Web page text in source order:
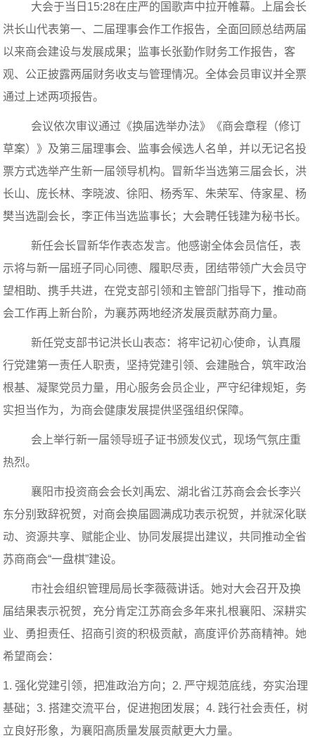
大会于当日 15:28在庄严的国歌声中拉开帷幕。上届会长
洪长山代表第一、二届理事会作工作报告，全面回顾总结两届
以来商会建设与发展成果；监事长张勤作财务工作报告，客
观、公正披露两届财务收支与管理情况。全体会员审议并全票
通过上述两项报告。
会议依次审议通过《换届选举办法》《商会章程（修订
草案）》及第三届理事会、监事会候选人名单，并以无记名投
票方式选举产生新一届领导机构。冒新华当选第三届会长，洪
长山、庞长林、李晓波、徐阳、杨秀军、朱荣军、侍家星、杨
樊当选副会长，李正伟当选监事长；大会聘任钱建为秘书长。
新任会长冒新华作表态发言。他感谢全体会员信任，表
示将与新一届班子同心同德、履职尽责，团结带领广大会员守
望相助、携手共进，在党支部引领和主管部门指导下，推动商
会工作再上新台阶，为襄苏两地经济发展贡献苏商力量。
新任党支部书记洪长山表态：将牢记初心使命，认真履
行党建第一责任人职责，坚持党建引领、会建融合，筑牢政治
根基、凝聚党员力量，用心服务会员企业，严守纪律规矩，务
实担当作为，为商会健康发展提供坚强组织保障。
会上举行新一届领导班子证书颁发仪式，现场气氛庄重
热烈。
襄阳市投资商会会长刘禹宏、湖北省江苏商会会长李兴
东分别致辞祝贺，对商会换届圆满成功表示祝贺，并就深化联
动、资源共享、赋能企业、协同发展提出建议，共同推动全省
苏商商会“一盘棋”建设。
市社会组织管理局局长李薇薇讲话。她对大会召开及换
届结果表示祝贺，充分肯定江苏商会多年来扎根襄阳、深耕实
业、勇担责任、招商引资的积极贡献，高度评价苏商精神。她
希望商会：
1.强化党建引领，把准政治方向； 2. 严守规范底线，夯实治理
基础；3.搭建交流平台，促进抱团发展；4. 践行社会责任，树
立良好形象，为襄阳高质量发展贡献更大力量。